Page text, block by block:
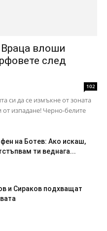
влоши
след
102
си да се измъкне от зоната
от изпадане! Черно-белите
на Ботев: Ако искаш,
ти веднага...
и Сираков подхващат